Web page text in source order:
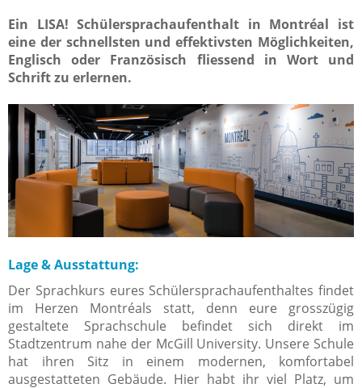
Ein LISA! Schülersprachaufenthalt in Montréal ist
eine der schnellsten und effektivsten Möglichkeiten,
Englisch oder Französisch fliessend in Wort und
Schrift zu erlernen.
Lage & Ausstattung:
Der Sprachkurs eures Schülersprachaufenthaltes findet
im Herzen Montréals statt, denn eure grosszügig
gestaltete Sprachschule befindet sich direkt im
Stadtzentrum nahe der McGill University. Unsere Schule
hat ihren Sitz in einem modernen, komfortabel
ausgestatteten Gebäude. Hier habt ihr viel Platz, um